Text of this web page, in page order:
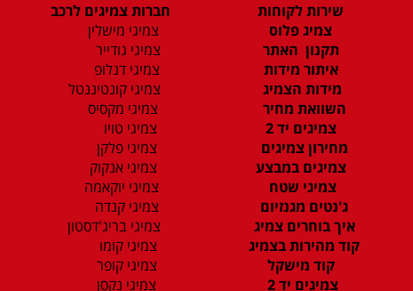
שירות לקוחות
צמיג פלוס
תקנון האתר
איתור מידות
מידות הצמיג
השוואת מחיר
צמיגים יד 2
מחירון צמיגים
צמיגים במבצע
צמיגי שטח
ג'נטים מגנזיום
איך בוחרים צמיג
קוד מהירות בצמיג
קוד מישקל
צמיגים יד 2
חברות צמיגים לרכב
צמיגי מישלין
צמיגי גודייר
צמיגי דנלופ
צמיגי קונטיננטל
צמיגי מקסיס
צמיגי טויו
צמיגי פלקן
צמיגי אנקוק
צמיגי יוקאמה
צמיגי קנדה
צמיגי בריג'דסטון
צמיגי קומו
צמיגי קופר
צמיגי נקסן